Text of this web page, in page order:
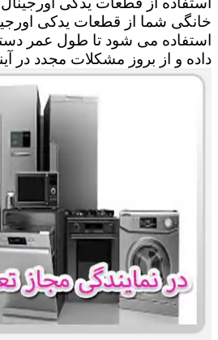
خانگی شما از قطعات یدکی
استفاده می شود تا طول عمر
داده و از بروز مشکلات مجدد در